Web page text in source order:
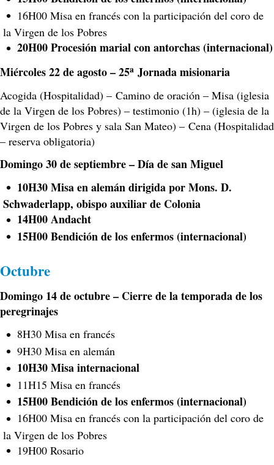
16H00 Misa en francés con la participación del coro de
la Virgen de los Pobres
20H00 Procesión marial con antorchas (internacional)
Miércoles 22 de agosto – 25a Jornada misionaria
Acogida (Hospitalidad) – Camino de oración – Misa (iglesia
de la Virgen de los Pobres) – testimonio (1h) – (iglesia de la
Virgen de los Pobres y sala San Mateo) – Cena (Hospitalidad
– reserva obligatoria)
Domingo 30 de septiembre – Día de san Miguel
10H30 Misa en alemán dirigida por Mons. D.
Schwaderlapp, obispo auxiliar de Colonia
14H00 Andacht
15H00 Bendición de los enfermos (internacional)
Octubre
Domingo 14 de octubre – Cierre de la temporada de los
peregrinajes
8H30 Misa en francés
9H30 Misa en alemán
10H30 Misa internacional
11H15 Misa en francés
15H00 Bendición de los enfermos (internacional)
16H00 Misa en francés con la participación del coro de
la Virgen de los Pobres
19H00 Rosario